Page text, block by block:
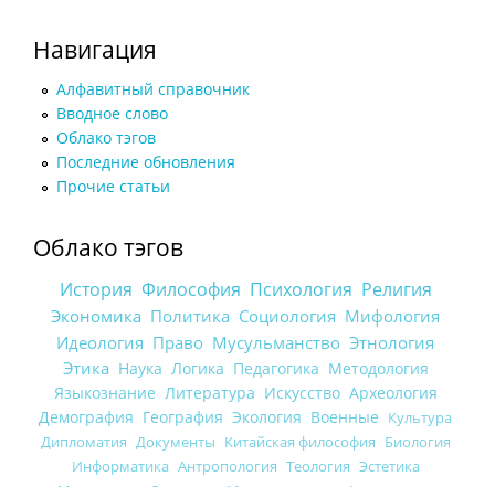
Навигация
Алфавитный справочник
Вводное слово
Облако тэгов
Последние обновления
Прочие статьи
Облако тэгов
История Философия Психология Религия
Экономика Политика Социология Мифология
Идеология Право Мусульманство Этнология
Этика Наука Логика Педагогика Методология
Языкознание Литература Искусство Археология
Демография География Экология Военные Культура
Дипломатия Документы Китайская философия Биология
Информатика Антропология Теология Эстетика